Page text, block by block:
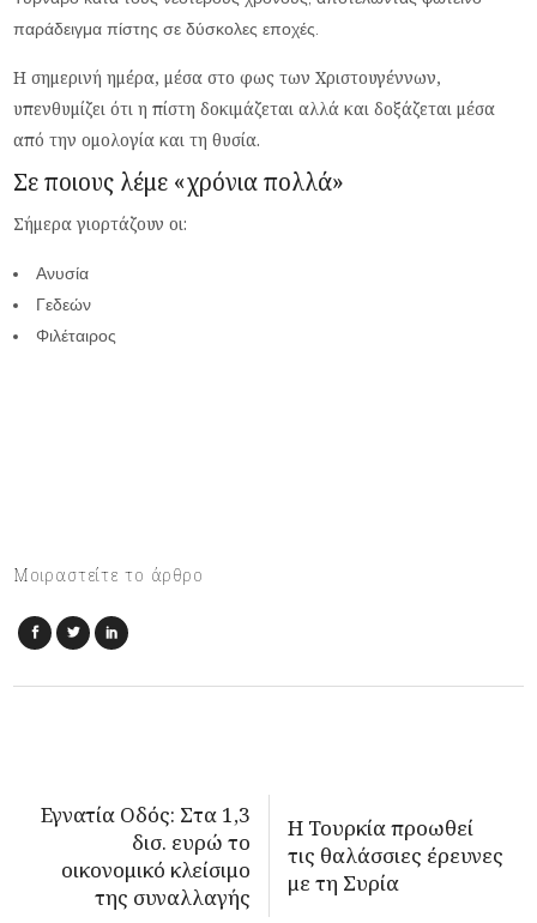
παράδειγμα πίστης σε δύσκολες εποχές.
Η σημερινή ημέρα, μέσα στο φως των Χριστουγέννων,
υπενθυμίζει ότι η πίστη δοκιμάζεται αλλά και δοξάζεται μέσα
από την ομολογία και τη θυσία.
Σε ποιους λέμε «χρόνια πολλά»
Σήμερα γιορτάζουν οι:
Ανυσία
Γεδεών
Φιλέταιρος
Μοιραστείτε το άρθρο
Εγνατία Οδός: Στα 1,3
δισ. ευρώ το
οικονομικό κλείσιμο
της συναλλαγής
Η Τουρκία προωθεί
τις θαλάσσιες έρευνες
με τη Συρία